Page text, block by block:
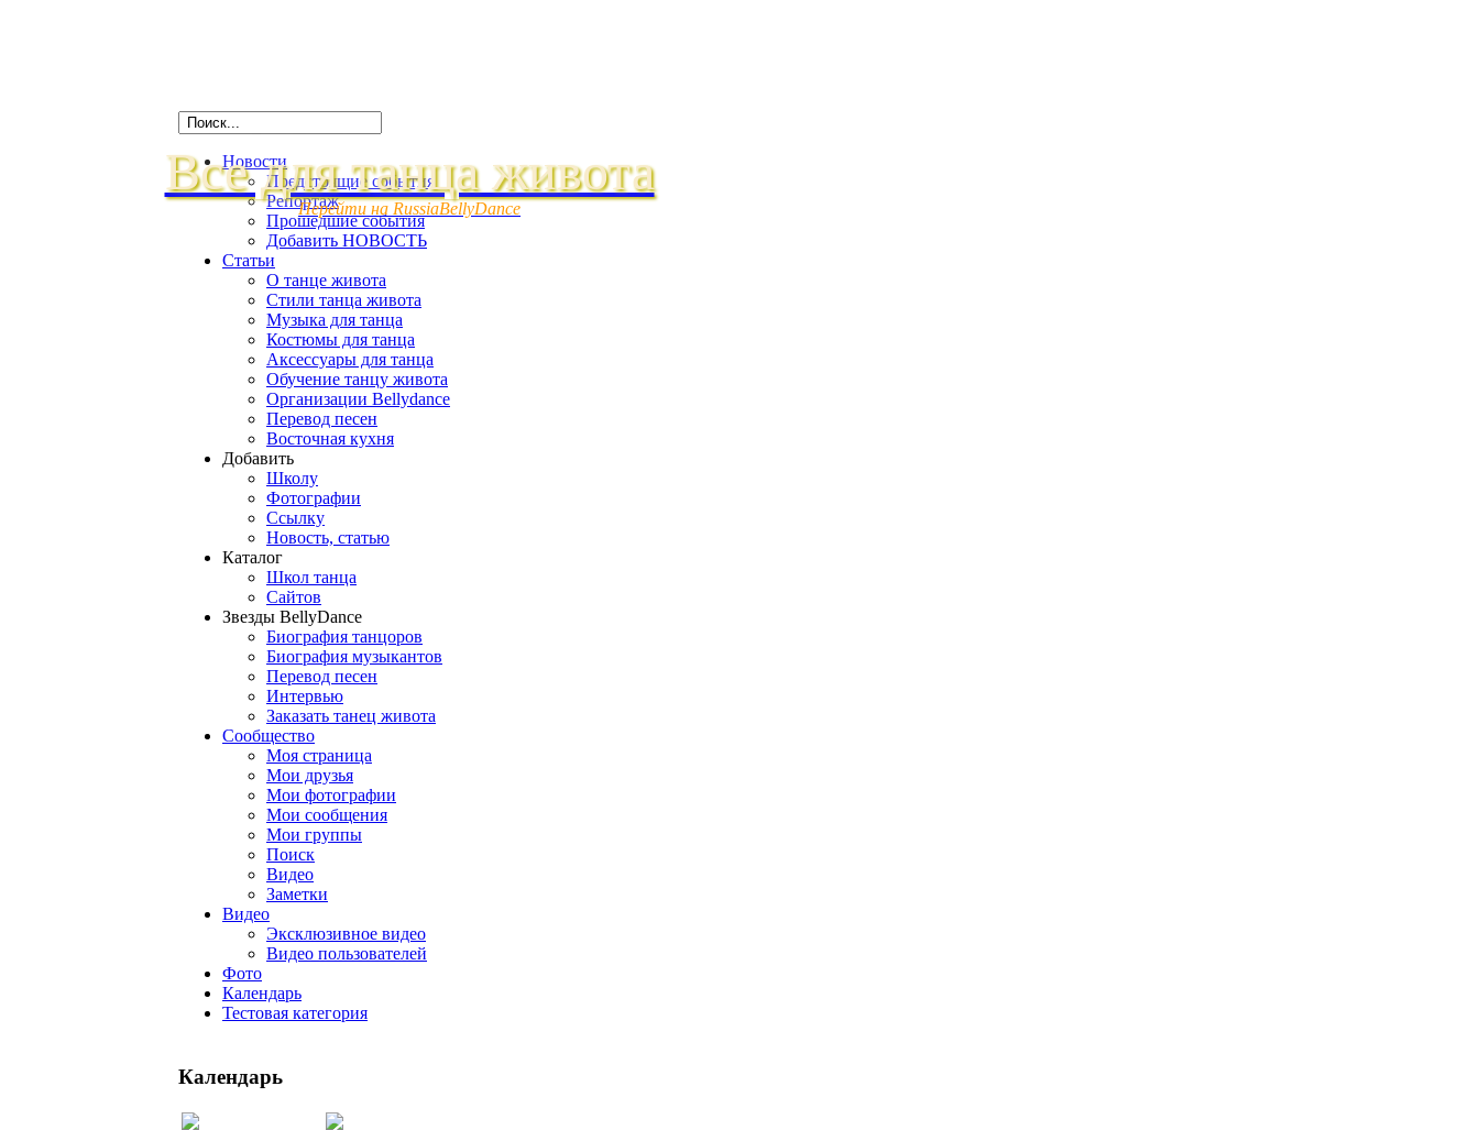
Все для танца живота
Перейти на RussiaBellyDance
Новости
Предстоящие события
Репортаж
Прошедшие события
Добавить НОВОСТЬ
Статьи
О танце живота
Стили танца живота
Музыка для танца
Костюмы для танца
Аксессуары для танца
Обучение танцу живота
Организации Bellydance
Перевод песен
Восточная кухня
Добавить
Школу
Фотографии
Ссылку
Новость, статью
Каталог
Школ танца
Сайтов
Звезды BellyDance
Биография танцоров
Биография музыкантов
Перевод песен
Интервью
Заказать танец живота
Сообщество
Моя страница
Мои друзья
Мои фотографии
Мои сообщения
Мои группы
Поиск
Видео
Заметки
Видео
Эксклюзивное видео
Видео пользователей
Фото
Календарь
Тестовая категория
Календарь